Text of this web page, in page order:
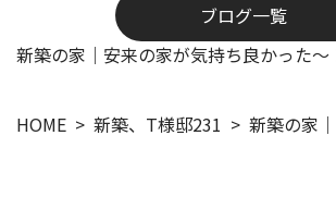
ブログ一覧
新築の家｜安来の家が気持ち良かった～
HOME 新築、T様邸231 新築の家